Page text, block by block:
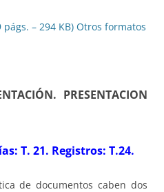
págs. – 294 KB) Otros formatos
PRESENTACION
T. 21. Registros: T.24.
de documentos caben dos